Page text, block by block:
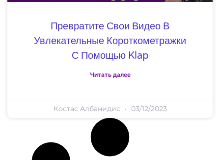
Превратите Свои Видео В
Увлекательные Короткометражки
С Помощью Klap
Читать далее
Костас Албанидис 03/12/2023